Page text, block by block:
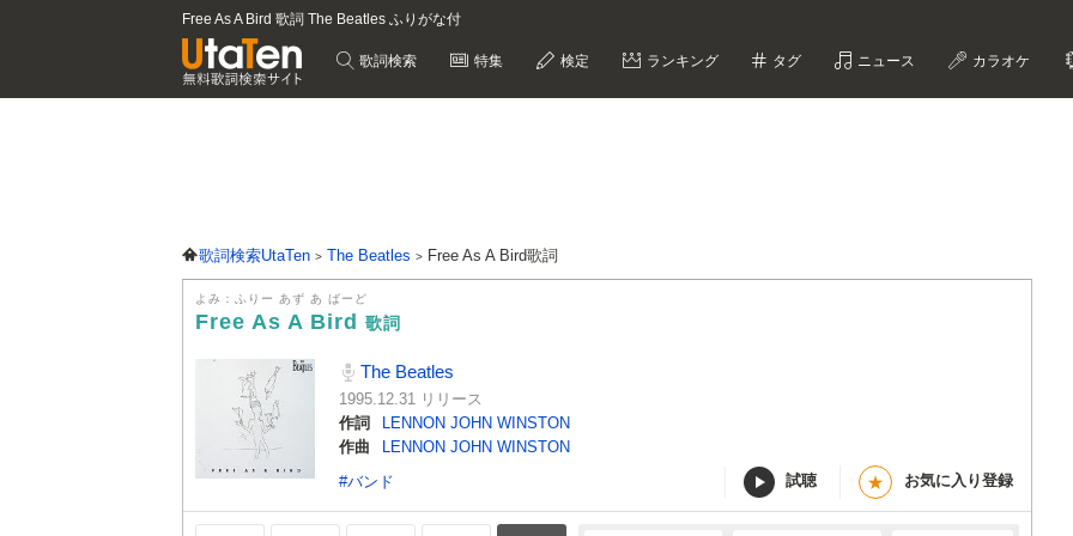
Free As A Bird 歌詞 The Beatles ふりがな付
歌詞検索 特集 検定 ランキング タグ ニュース カラオケ
歌詞検索UtaTen The Beatles Free As A Bird歌詞
よみ：ふりー あず あ ばーど
Free As A Bird 歌詞
The Beatles
1995.12.31 リリース
作詞
LENNON JOHN WINSTON
作曲
LENNON JOHN WINSTON
#バンド
試聴 ★ お気に入り登録